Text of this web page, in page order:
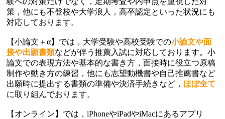
策，他にも不登校や大学浪人，高卒認定といった状況にも
対応しております。
【小論文＋α】では，大学受験や高校受験での小論文や面
接や出願書類などが伴う推薦入試に対応しております。小
論文での表現方法や基本的な書き方，面接時に役立つ原稿
制作や動き方の練習，他にも志望動機書や自己推薦書など
出願時に提出する書類の準備や決済手続きなど， ほぼ全て
に取り組んでおります。
【オンライン】では，iPhoneやiPadやiMacにあるアプリ